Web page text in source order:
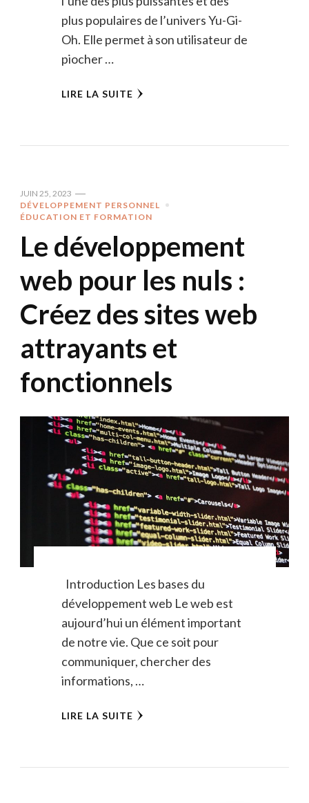
plus populaires de l’univers Yu-Gi-
Oh. Elle permet à son utilisateur de
piocher …
LIRE LA SUITE
JUIN 25, 2023
DÉVELOPPEMENT PERSONNEL
ÉDUCATION ET FORMATION
Le développement
web pour les nuls :
Créez des sites web
attrayants et
fonctionnels
Introduction Les bases du
développement web Le web est
aujourd’hui un élément important
de notre vie. Que ce soit pour
communiquer, chercher des
informations, …
LIRE LA SUITE